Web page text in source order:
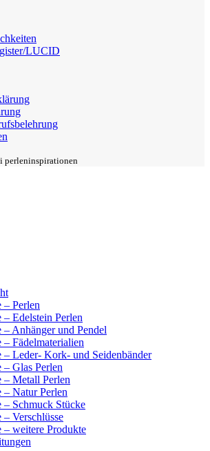
LUCID
perleninspirationen
– Perlen
– Edelstein Perlen
– Anhänger und Pendel
– Fädelmaterialien
– Leder- Kork- und Seidenbänder
– Glas Perlen
– Metall Perlen
– Natur Perlen
– Schmuck Stücke
– Verschlüsse
– weitere Produkte